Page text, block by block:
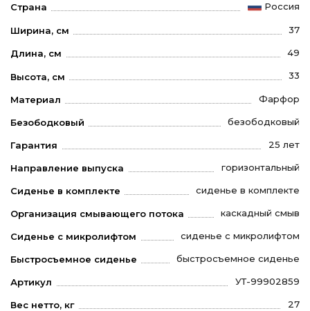
Страна Россия
Ширина, см 37
Длина, см 49
Высота, см 33
Материал Фарфор
Безободковый безободковый
Гарантия 25 лет
Направление выпуска горизонтальный
Сиденье в комплекте сиденье в комплекте
Организация смывающего потока каскадный смыв
Сиденье с микролифтом сиденье с микролифтом
Быстросъемное сиденье быстросъемное сиденье
Артикул УТ-99902859
Вес нетто, кг 27